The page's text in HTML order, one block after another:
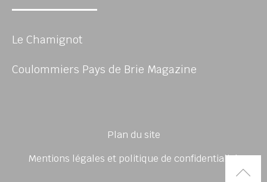
Le Chamignot
Coulommiers Pays de Brie Magazine
Plan du site
Mentions légales et politique de confidentialité